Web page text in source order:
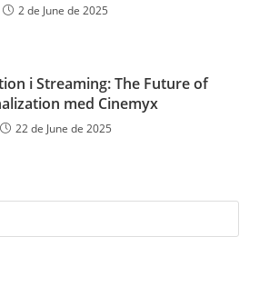
2 de June de 2025
i Streaming: The Future of
med Cinemyx
22 de June de 2025